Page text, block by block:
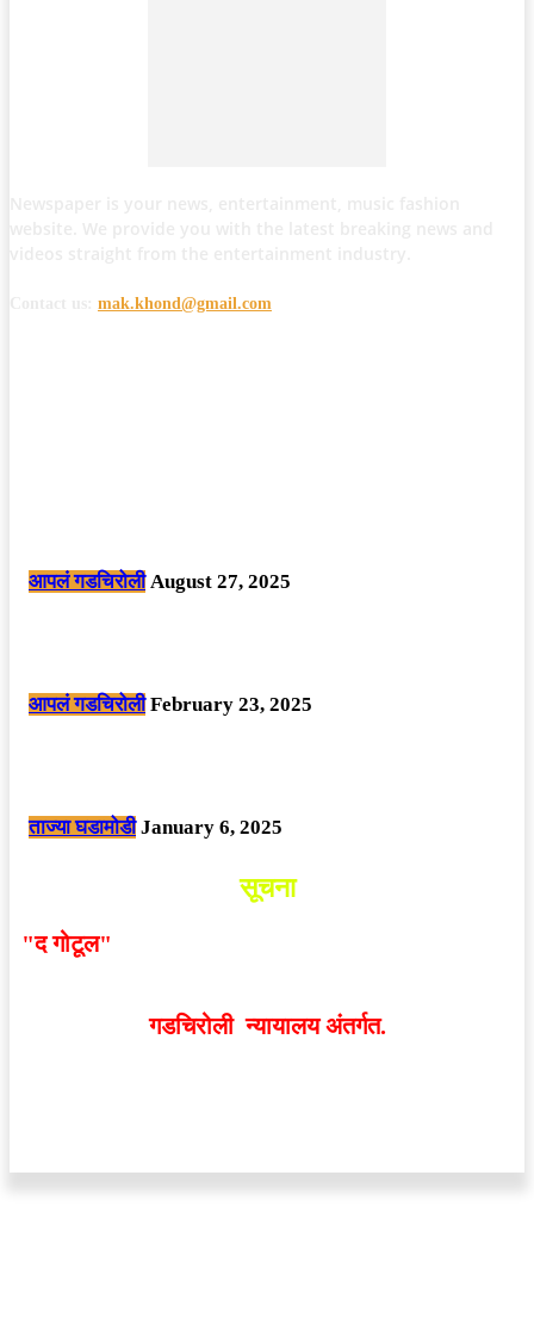
mak.khond@gmail.com
आपलं गडचिरोली August 27, 2025
आपलं गडचिरोली February 23, 2025
ताज्या घडामोडी January 6, 2025
सूचना
"द गोटूल"
गडचिरोली न्यायालय अंतर्गत.